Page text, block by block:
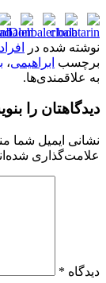
نوشته شده در
برچسب ابراهیمی،
به علاقمندی‌ها.
دیدگاهتان را
نشانی ایمیل شما
علامت‌گذاری
دیدگاه *